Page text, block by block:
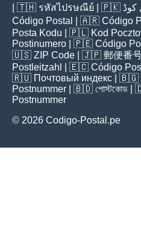
| 🇹🇭 รหัสไปรษณีย์ | 🇵🇰 کوڈ
Código Postal
| 🇦🇷 Código
Posta Kodu | 🇵🇱 Kod
Postinumero | 🇵🇪 Código
🇺🇸 ZIP Code | 🇯🇵 郵便番
Postleitzahl
| 🇪🇨 Código
🇷🇺 Почтовый индекс | 🇧🇬
Postnummer | 🇧🇩 পোস্টকোড |
Postnummer
© 2026 Codigo-Postal.pe